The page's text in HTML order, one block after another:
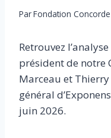
ParFondation Concorde
Retrouvez
président de notre
Marceau et
général
juin 2026.